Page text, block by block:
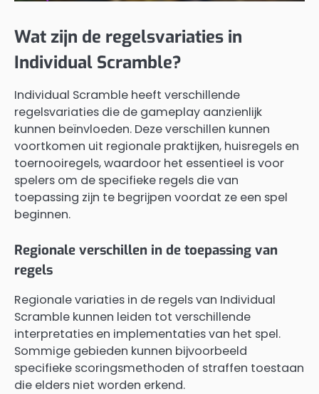
Wat zijn de regelsvariaties in
Individual Scramble?
Individual Scramble heeft verschillende
regelsvariaties die de gameplay aanzienlijk
kunnen beïnvloeden. Deze verschillen kunnen
voortkomen uit regionale praktijken, huisregels en
toernooiregels, waardoor het essentieel is voor
spelers om de specifieke regels die van
toepassing zijn te begrijpen voordat ze een spel
beginnen.
Regionale verschillen in de toepassing van
regels
Regionale variaties in de regels van Individual
Scramble kunnen leiden tot verschillende
interpretaties en implementaties van het spel.
Sommige gebieden kunnen bijvoorbeeld
specifieke scoringsmethoden of straffen toestaan
die elders niet worden erkend.